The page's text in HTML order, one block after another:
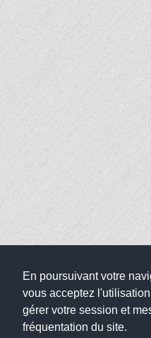
En poursuivant votre
vous acceptez
gérer votre session et
fréquentation du site.